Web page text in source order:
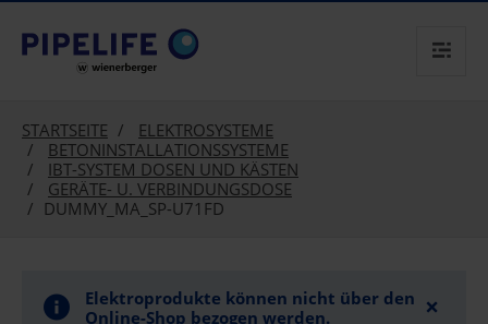
text.skipToContent
text.skipToNavigation
STARTSEITE
ELEKTROSYSTEME
BETONINSTALLATIONSSYSTEME
IBT-SYSTEM DOSEN UND KÄSTEN
GERÄTE- U. VERBINDUNGSDOSE
DUMMY_MA_SP-U71FD
Elektroprodukte können nicht über den
Online-Shop bezogen werden.
×